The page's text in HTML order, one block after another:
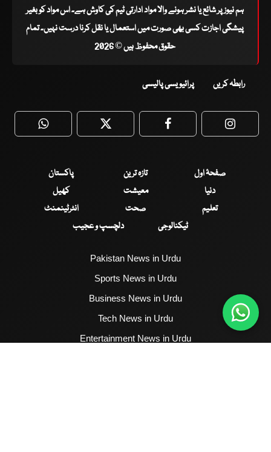
ہم نیوز پر شائع یا نشر ہونے والا مواد ادارتی ٹیم کی کاوش ہے۔ اس مواد کو بغیر
پیشگی اجازت کسی بھی صورت میں استعمال یا نقل کرنا درست نہیں۔ تمام
حقوق محفوظ ہیں © 2026
رابطہ کریں پرائیویسی پالیسی
WhatsApp Twitter Facebook
صفحۂ اول تازہ ترین
پاکستان
دنیا
معیشت
کھیل
تعلیم
صحت
انٹرٹینمنٹ
ٹیکنالوجی
دلچسپ و عجیب
Pakistan News in Urdu
Sports News in Urdu
Business News in Urdu
Tech News in Urdu
Entertainment News in Urdu